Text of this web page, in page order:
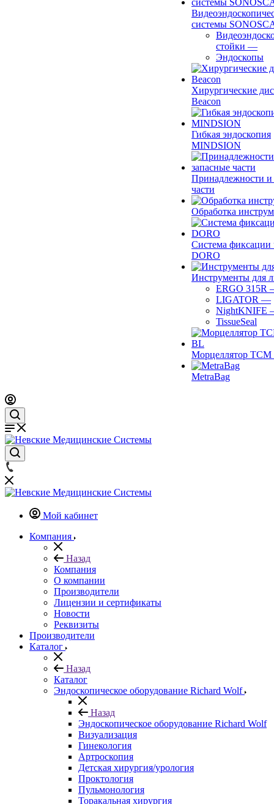
системы
стойки —
Эндоскопы
Хирургические
Beacon
Гибкая эндоскопия
MINDSION
Принадлежности и
части
Обработка
Система фиксации
DORO
Инструменты для
ERGO 315R
LIGATOR —
NightKNIFE
TissueSeal
Морцеллятор ТСМ
MetraBag
Мой кабинет
Компания
Назад
Компания
О компании
Производители
Лицензии и сертификаты
Новости
Реквизиты
Производители
Каталог
Назад
Каталог
Эндоскопическое оборудование Richard Wolf
Назад
Эндоскопическое оборудование Richard Wolf
Визуализация
Гинекология
Артроскопия
Детская хирургия/урология
Проктология
Пульмонология
Торакальная хирургия